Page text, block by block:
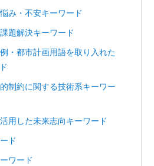
み・不安キーワード
題解決キーワード
・都市計画用語を取り入れた
制約に関する技術系キーワー
用した未来志向キーワード
ド
ワード